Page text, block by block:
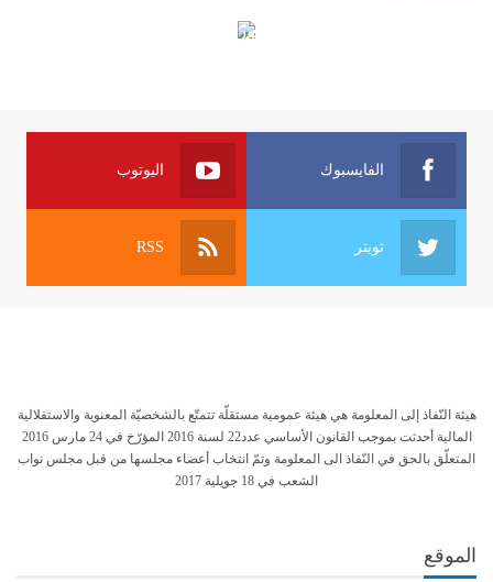
الهياكل الخاضعة لقانون النفاذ إلى المعلومة
الفايسبوك اليوتوب
تويتر RSS
هيئة النّفاذ إلى المعلومة هي هيئة عمومية مستقلّة تتمتّع بالشخصيّة المعنوية والاستقلالية
المالية أحدثت بموجب القانون الأساسي عدد22 لسنة 2016 المؤرّخ في 24 مارس 2016
المتعلّق بالحق في النّفاذ الى المعلومة وتمّ انتخاب أعضاء مجلسها من قبل مجلس نواب
الشعب في 18 جويلية 2017
الموقع